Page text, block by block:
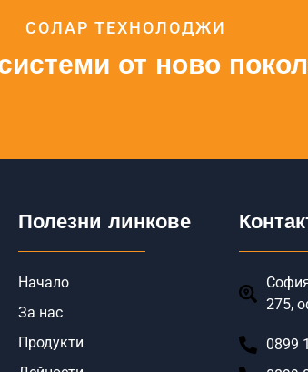
СОЛАР ТЕХНОЛОДЖИ
от ново
Полезни линкове
Начало
За нас
Продукти
275,
0899